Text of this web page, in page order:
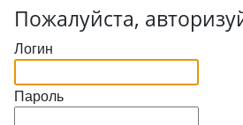
Пожалуйста,
Логин
Пароль